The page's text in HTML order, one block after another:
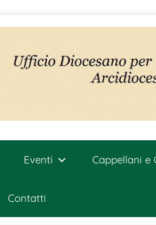
Eventi Cappellani e
Contatti